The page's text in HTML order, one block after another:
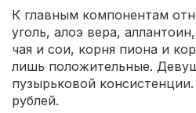
К главным компонентам
уголь, алоэ вера,
чая и сои, корня пиона и
лишь положительные.
пузырьковой
рублей.